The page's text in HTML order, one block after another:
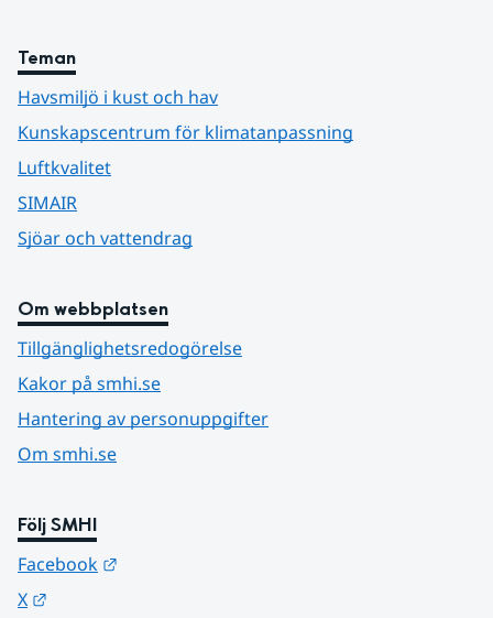
Teman
Havsmiljö i kust och hav
Kunskapscentrum för klimatanpassning
Luftkvalitet
SIMAIR
Sjöar och vattendrag
Om webbplatsen
Tillgänglighetsredogörelse
Kakor på smhi.se
Hantering av personuppgifter
Om smhi.se
Följ SMHI
Facebook
X